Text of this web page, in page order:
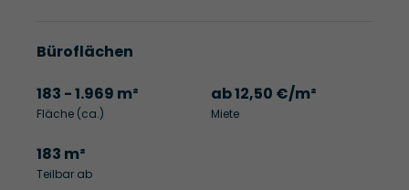
Büroflächen
183 - 1.969 m²
Fläche (ca.)
ab 12,50 €/m²
Miete
183 m²
Teilbar ab